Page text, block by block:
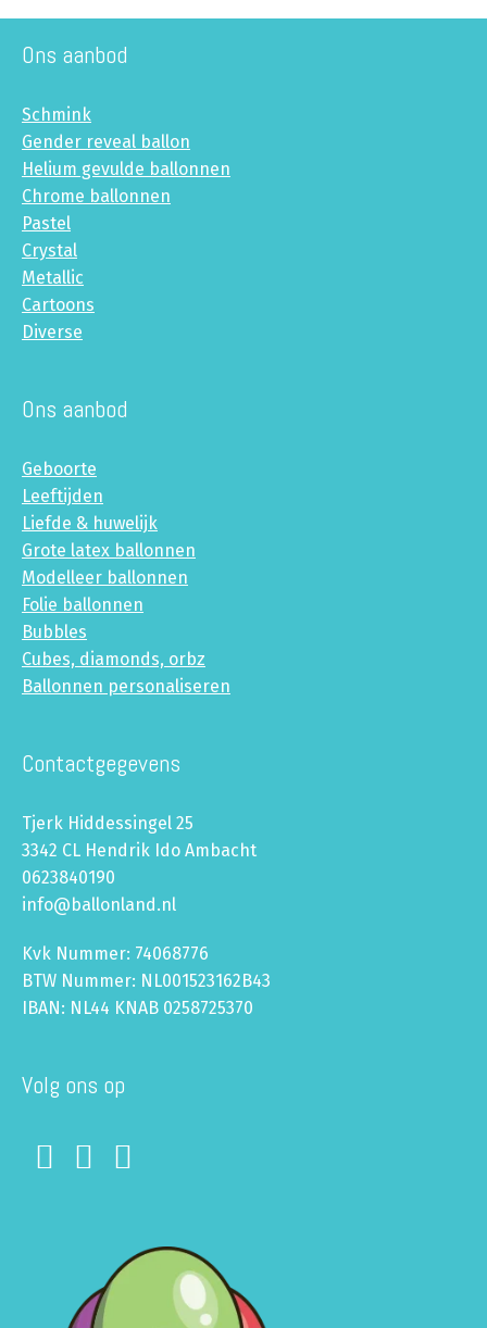
Ons aanbod
Schmink
Gender reveal ballon
Helium gevulde ballonnen
Chrome ballonnen
Pastel
Crystal
Metallic
Cartoons
Diverse
Ons aanbod
Geboorte
Leeftijden
Liefde & huwelijk
Grote latex ballonnen
Modelleer ballonnen
Folie ballonnen
Bubbles
Cubes, diamonds, orbz
Ballonnen personaliseren
Contactgegevens
Tjerk Hiddessingel 25
3342 CL Hendrik Ido Ambacht
0623840190
info@ballonland.nl
Kvk Nummer: 74068776
BTW Nummer: NL001523162B43
IBAN: NL44 KNAB 0258725370
Volg ons op